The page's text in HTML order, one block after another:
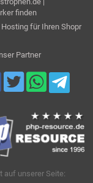
finden
für Ihren Shopr
Partner
auf unserer Seite: